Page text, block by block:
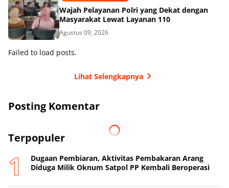
Wajah Pelayanan Polri yang Dekat dengan
Masyarakat Lewat Layanan 110
Agustus 09, 2026
Failed to load posts.
Lihat Selengkapnya
Posting Komentar
Terpopuler
Dugaan Pembiaran, Aktivitas Pembakaran Arang
Diduga Milik Oknum Satpol PP Kembali Beroperasi